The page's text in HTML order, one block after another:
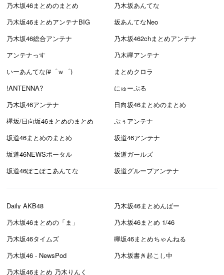
乃木坂46まとめのまとめ
乃木坂あんてな
乃木坂46まとめアンテナBIG
坂あんてなNeo
乃木坂46総合アンテナ
乃木坂462chまとめアンテナ
アンテナっす
乃木欅アンテナ
いーあんてな(#゜ｗ゜)
まとめクロラ
!ANTENNA?
にゅーぷる
乃木坂46アンテナ
日向坂46まとめのまとめ
欅坂/日向坂46まとめのまとめ
ぷぅアンテナ
坂道46まとめのまとめ
坂道46アンテナ
坂道46NEWSポータル
坂道ガールズ
坂道46ぽこぽこあんてな
坂道グループアンテナ
Daily AKB48
乃木坂46まとめんばー
乃木坂46まとめの「ま」
乃木坂46まとめ 1/46
乃木坂46タイムズ
欅坂46まとめちゃんねる
乃木坂46 - NewsPod
乃木坂書き起こし中
乃木坂46まとめ 乃木りんく